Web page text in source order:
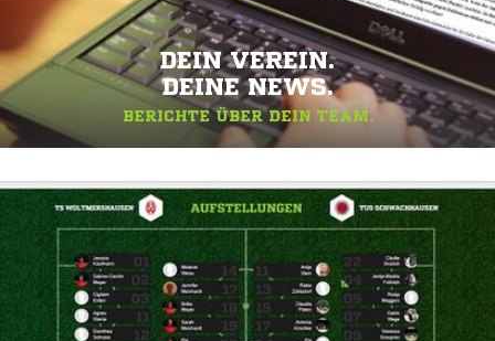
DEIN VEREIN.
DEINE NEWS.
BERICHTE ÜBER DEIN TEAM.